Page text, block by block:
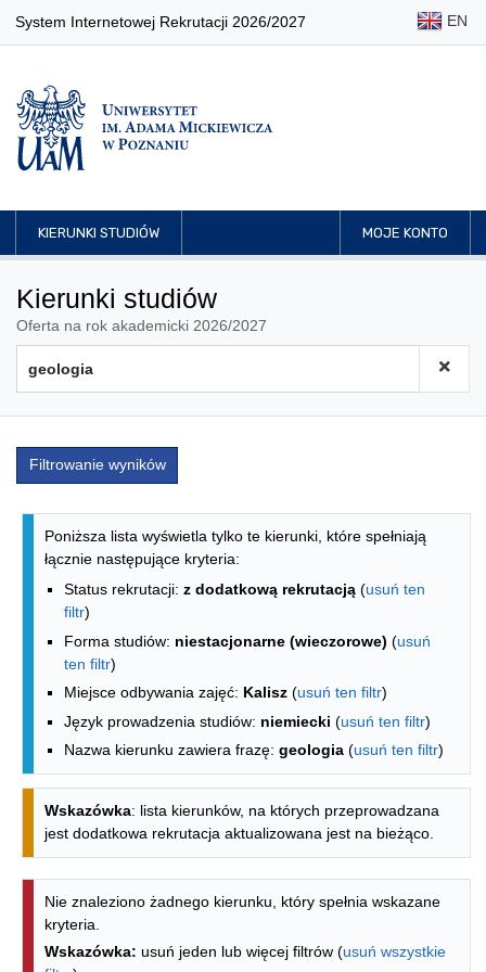
System Internetowej Rekrutacji 2026/2027 EN
KIERUNKI STUDIÓW MOJE KONTO
Kierunki studiów
Oferta na rok akademicki 2026/2027
Filtrowanie wyników
Lista kierunków - indeks alfabetyczny
Poniższa lista wyświetla tylko te kierunki, które spełniają
łącznie następujące kryteria:
Status rekrutacji: z dodatkową rekrutacją (usuń ten
filtr)
Forma studiów: niestacjonarne (wieczorowe) (usuń
ten filtr)
Miejsce odbywania zajęć: Kalisz (usuń ten filtr)
Język prowadzenia studiów: niemiecki (usuń ten filtr)
Nazwa kierunku zawiera frazę: geologia (usuń ten filtr)
Wskazówka: lista kierunków, na których przeprowadzana
jest dodatkowa rekrutacja aktualizowana jest na bieżąco.
Nie znaleziono żadnego kierunku, który spełnia wskazane
kryteria.
Wskazówka: usuń jeden lub więcej filtrów (usuń wszystkie